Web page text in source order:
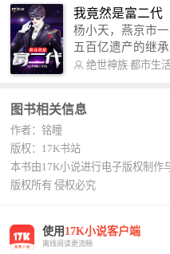
勾搭各色美女，镇压恶鬼
尘一到，地吼天啸
故事纯属虚构，
号入座，抓紧时
平凡魔术师,或者
我竟然是富二代
杨小天，燕京市
五百亿遗产的继
书，给我定制一套
呢？” “回杨总，开车太堵，已经给你安排了直升
敢想的，没有秘书
绝世神族 都市生
图书相关信息
作者：铭瞳
版权：17K书站
本书由17K小说进行电子版权制作
版权所有 侵权必究
使用 17K小说客户端
离线阅读更流畅